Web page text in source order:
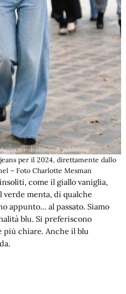
per il 2024, direttamente dallo
– Foto Charlotte Mesman
come il giallo vaniglia,
verde menta, di qualche
appunto… al passato. Siamo
blu. Si preferiscono
più chiare. Anche il blu